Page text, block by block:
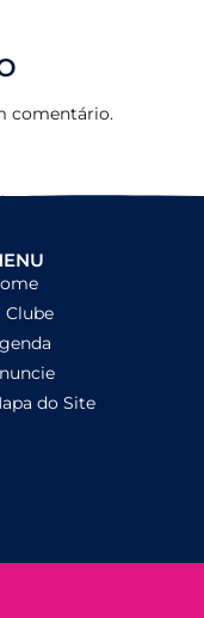
comentário.
Clube
do Site